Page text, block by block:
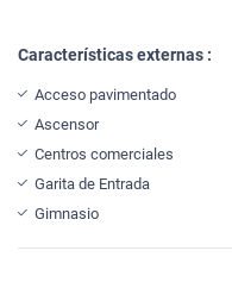
Características externas :
Acceso pavimentado
Ascensor
Centros comerciales
Garita de Entrada
Gimnasio